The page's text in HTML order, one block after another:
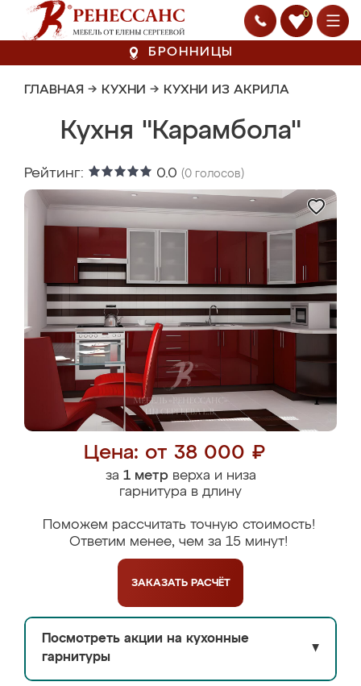
0
БРОННИЦЫ
ГЛАВНАЯ → КУХНИ → КУХНИ ИЗ АКРИЛА
Кухня "Карамбола"
Рейтинг: 0.0 (0 голосов)
Цена: от 38 000 ₽
за 1 метрверха и низа
гарнитура в длину
Поможем рассчитать точную стоимость!
Ответим менее, чем за 15 минут!
ЗАКАЗАТЬ РАСЧЁТ
Посмотреть акции на кухонные
гарнитуры
▼